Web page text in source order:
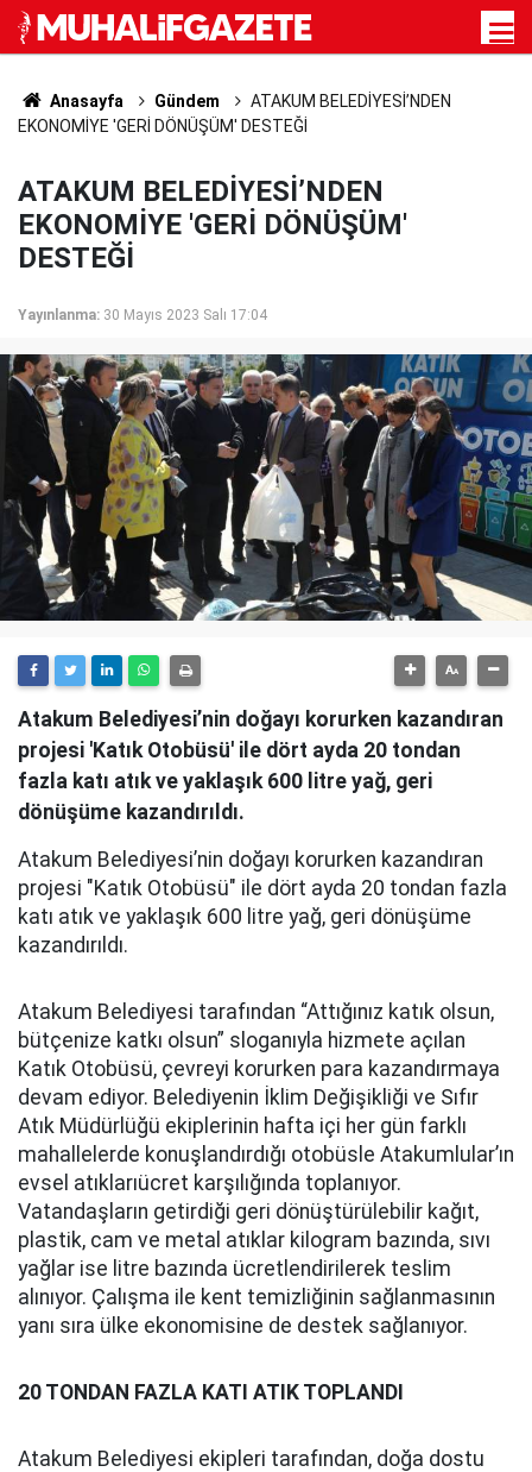
Anasayfa Gündem
ATAKUM BELEDİYESİ’NDEN
EKONOMİYE 'GERİ DÖNÜŞÜM' DESTEĞİ
ATAKUM BELEDİYESİ’NDEN
EKONOMİYE 'GERİ DÖNÜŞÜM'
DESTEĞİ
Yayınlanma: 30 Mayıs 2023 Salı 17:04
Atakum Belediyesi’nin doğayı korurken kazandıran
projesi 'Katık Otobüsü' ile dört ayda 20 tondan
fazla katı atık ve yaklaşık 600 litre yağ, geri
dönüşüme kazandırıldı.
Atakum Belediyesi’nin doğayı korurken kazandıran
projesi "Katık Otobüsü" ile dört ayda 20 tondan fazla
katı atık ve yaklaşık 600 litre yağ, geri dönüşüme
kazandırıldı.
Atakum Belediyesi tarafından “Attığınız katık olsun,
bütçenize katkı olsun” sloganıyla hizmete açılan
Katık Otobüsü, çevreyi korurken para kazandırmaya
devam ediyor. Belediyenin İklim Değişikliği ve Sıfır
Atık Müdürlüğü ekiplerinin hafta içi her gün farklı
mahallelerde konuşlandırdığı otobüsle Atakumlular’ın
evsel atıklarıücret karşılığında toplanıyor.
Vatandaşların getirdiği geri dönüştürülebilir kağıt,
plastik, cam ve metal atıklar kilogram bazında, sıvı
yağlar ise litre bazında ücretlendirilerek teslim
alınıyor. Çalışma ile kent temizliğinin sağlanmasının
yanı sıra ülke ekonomisine de destek sağlanıyor.
20 TONDAN FAZLA KATI ATIK TOPLANDI
Atakum Belediyesi ekipleri tarafından, doğa dostu